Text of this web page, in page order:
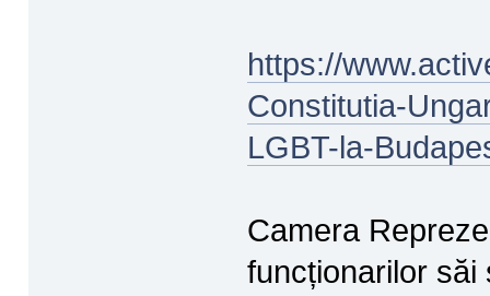
https://
Constitutia-
LGBT-la-
Camera
funcționarilor săi